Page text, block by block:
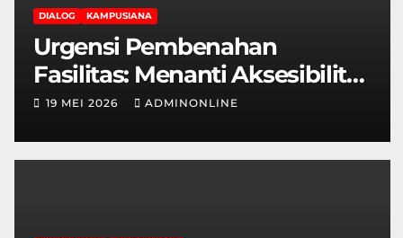
DIALOG KAMPUSIANA
Urgensi Pembenahan
Fasilitas: Menanti Aksesibilitas
Ramah Disabilitas di Gedung
19 MEI 2026 ADMINONLINE